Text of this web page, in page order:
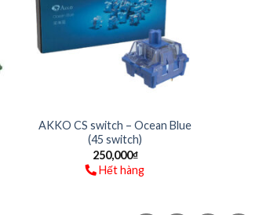
AKKO CS switch – Ocean Blue
(45 switch)
250,000₫
Hết hàng